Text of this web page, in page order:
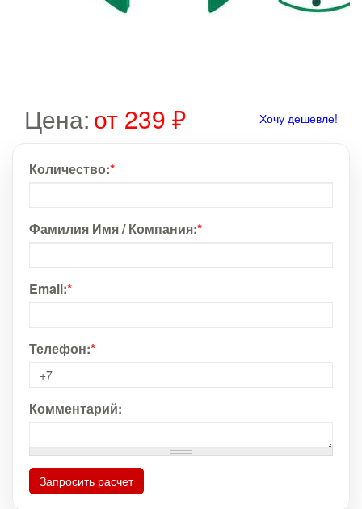
Цена:от 239 ₽ Хочу дешевле!
Количество:*
Фамилия Имя / Компания:*
Email:*
Телефон:*
Комментарий:
Запросить расчет